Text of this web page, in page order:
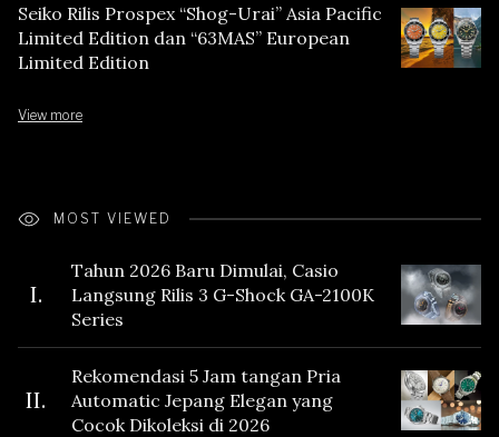
Seiko Rilis Prospex “Shog-Urai” Asia Pacific
Limited Edition dan “63MAS” European
Limited Edition
View more
MOST VIEWED
I.
Tahun 2026 Baru Dimulai, Casio
Langsung Rilis 3 G-Shock GA-2100K
Series
II.
Rekomendasi 5 Jam tangan Pria
Automatic Jepang Elegan yang
Cocok Dikoleksi di 2026